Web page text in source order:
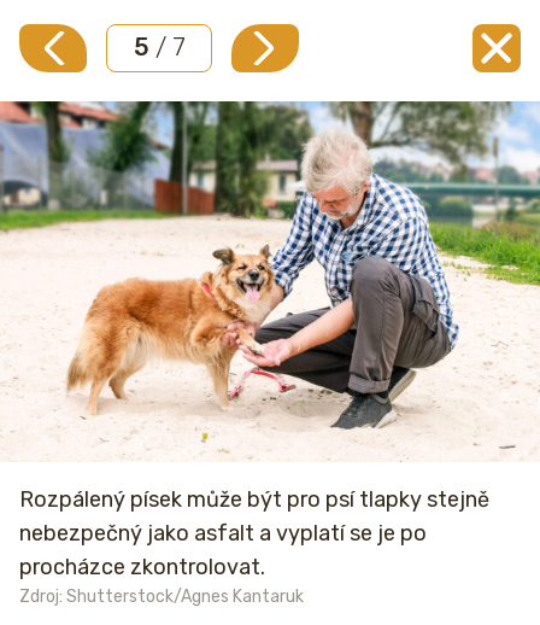
5 / 7
Rozpálený písek může být pro psí tlapky stejně
nebezpečný jako asfalt a vyplatí se je po
procházce zkontrolovat.
Zdroj: Shutterstock/Agnes Kantaruk